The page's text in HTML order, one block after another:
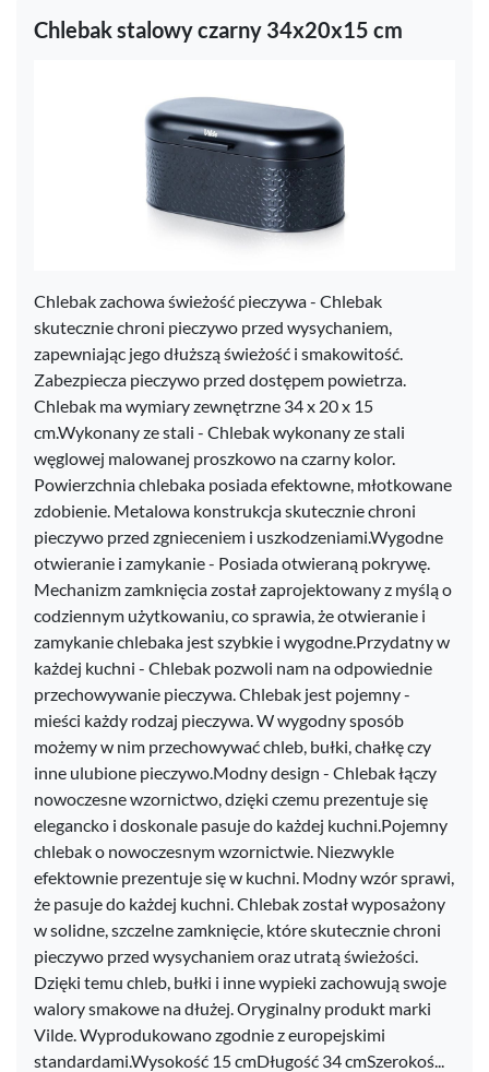
Chlebak stalowy czarny 34x20x15 cm
Chlebak zachowa świeżość pieczywa - Chlebak
skutecznie chroni pieczywo przed wysychaniem,
zapewniając jego dłuższą świeżość i smakowitość.
Zabezpiecza pieczywo przed dostępem powietrza.
Chlebak ma wymiary zewnętrzne 34 x 20 x 15
cm.Wykonany ze stali - Chlebak wykonany ze stali
węglowej malowanej proszkowo na czarny kolor.
Powierzchnia chlebaka posiada efektowne, młotkowane
zdobienie. Metalowa konstrukcja skutecznie chroni
pieczywo przed zgnieceniem i uszkodzeniami.Wygodne
otwieranie i zamykanie - Posiada otwieraną pokrywę.
Mechanizm zamknięcia został zaprojektowany z myślą o
codziennym użytkowaniu, co sprawia, że otwieranie i
zamykanie chlebaka jest szybkie i wygodne.Przydatny w
każdej kuchni - Chlebak pozwoli nam na odpowiednie
przechowywanie pieczywa. Chlebak jest pojemny -
mieści każdy rodzaj pieczywa. W wygodny sposób
możemy w nim przechowywać chleb, bułki, chałkę czy
inne ulubione pieczywo.Modny design - Chlebak łączy
nowoczesne wzornictwo, dzięki czemu prezentuje się
elegancko i doskonale pasuje do każdej kuchni.Pojemny
chlebak o nowoczesnym wzornictwie. Niezwykle
efektownie prezentuje się w kuchni. Modny wzór sprawi,
że pasuje do każdej kuchni. Chlebak został wyposażony
w solidne, szczelne zamknięcie, które skutecznie chroni
pieczywo przed wysychaniem oraz utratą świeżości.
Dzięki temu chleb, bułki i inne wypieki zachowują swoje
walory smakowe na dłużej. Oryginalny produkt marki
Vilde. Wyprodukowano zgodnie z europejskimi
standardami.Wysokość 15 cmDługość 34 cmSzerokoś...